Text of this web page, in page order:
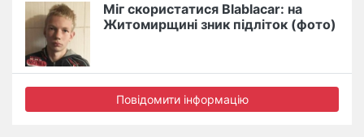
Міг скористатися Blablacar: на
Житомирщині зник підліток (фото)
Повідомити інформацію